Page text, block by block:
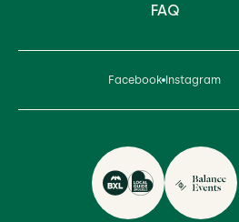
FAQ
Facebook Instagram